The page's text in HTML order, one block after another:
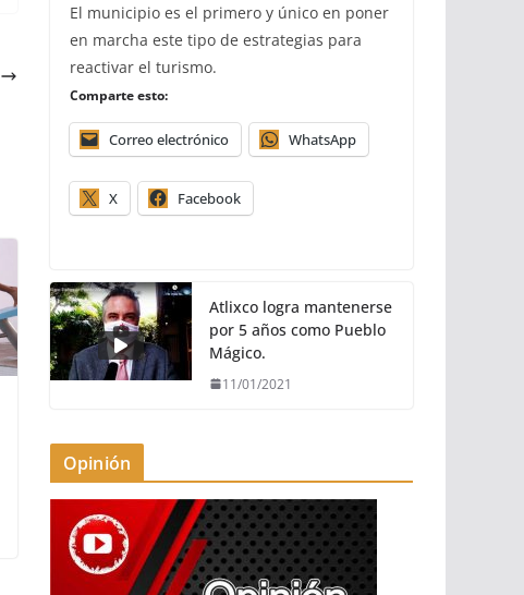
El municipio es el primero y único en poner
en marcha este tipo de estrategias para
reactivar el turismo.
Comparte esto:
Correo electrónico WhatsApp
X Facebook
Atlixco logra mantenerse
por 5 años como Pueblo
Mágico.
11/01/2021
Opinión